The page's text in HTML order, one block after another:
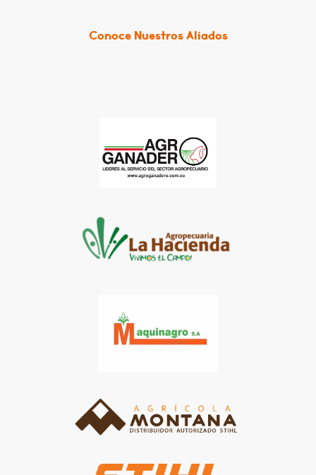
Conoce Nuestros Aliados